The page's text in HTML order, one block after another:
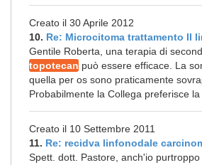
Creato il 30 Aprile 2012
10. Re: Microcitoma trattamento II
Gentile Roberta, una terapia di
topotecan può essere efficace. La
quella per os sono praticamente
Probabilmente la Collega preferisce la
Creato il 10 Settembre 2011
11. Re: recidva linfonodale
Spett. dott. Pastore, anch'io